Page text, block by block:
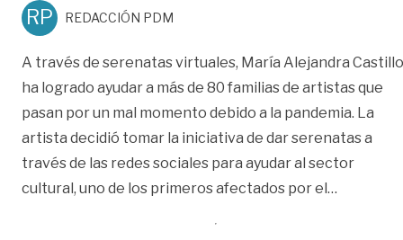
RP REDACCIÓN PDM
A través de serenatas virtuales, María Alejandra Castillo
ha logrado ayudar a más de 80 familias de artistas que
pasan por un mal momento debido a la pandemia. La
artista decidió tomar la iniciativa de dar serenatas a
través de las redes sociales para ayudar al sector
cultural, uno de los primeros afectados por el…